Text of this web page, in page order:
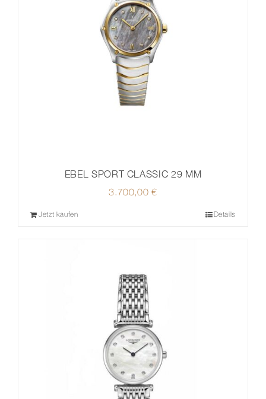
EBEL SPORT CLASSIC 29 MM
3.700,00€
Jetzt kaufen Details